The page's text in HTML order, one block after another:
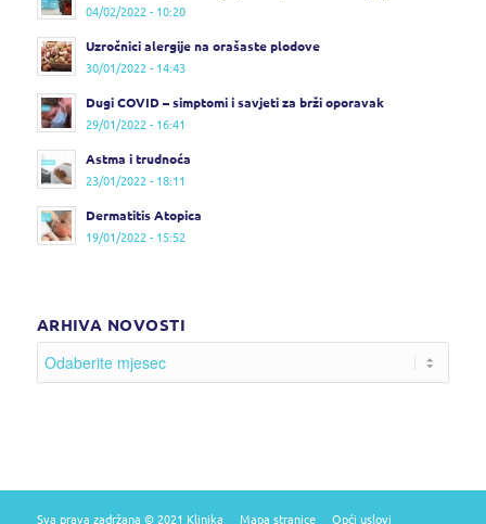
04/02/2022 - 10:20
Uzročnici alergije na orašaste plodove
30/01/2022 - 14:43
Dugi COVID – simptomi i savjeti za brži oporavak
29/01/2022 - 16:41
Astma i trudnoća
23/01/2022 - 18:11
Dermatitis Atopica
19/01/2022 - 15:52
ARHIVA NOVOSTI
Sva prava zadržana © 2021 Klinika Mapa stranice Opći uslovi